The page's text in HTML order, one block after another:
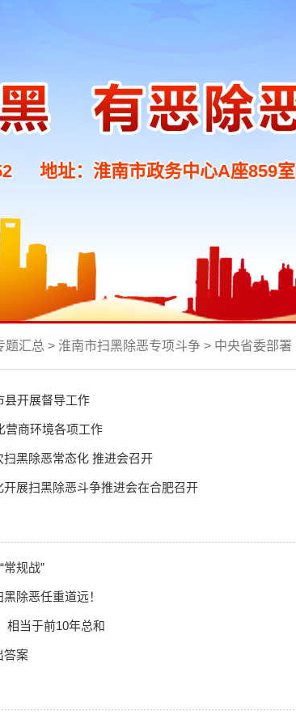
地址：淮南市政务中心A座859室
题汇总 > 淮南市扫黑除恶专项斗争 > 中央省委部署
县开展督导工作
营商环境各项工作
黑除恶常态化 推进会召开
展扫黑除恶斗争推进会在合肥召开
规战”
除恶任重道远！
相当于前10年总和
答案